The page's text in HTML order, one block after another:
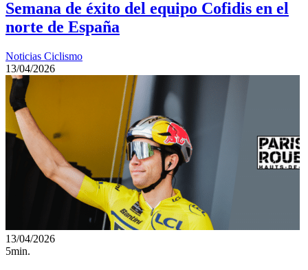
Semana de éxito del equipo Cofidis en el
norte de España
Noticias Ciclismo
13/04/2026
13/04/2026
5min.